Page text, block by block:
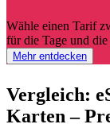
Wähle einen Tarif
für die Tage und
Mehr entdecken
Vergleich:
Karten –